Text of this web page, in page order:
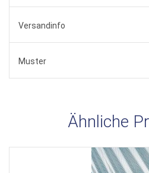
Versandinfo
Muster
Ähnliche